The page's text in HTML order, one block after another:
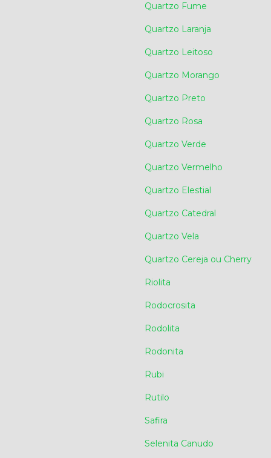
Quartzo Fume
Quartzo Laranja
Quartzo Leitoso
Quartzo Morango
Quartzo Preto
Quartzo Rosa
Quartzo Verde
Quartzo Vermelho
Quartzo Elestial
Quartzo Catedral
Quartzo Vela
Quartzo Cereja ou Cherry
Riolita
Rodocrosita
Rodolita
Rodonita
Rubi
Rutilo
Safira
Selenita Canudo